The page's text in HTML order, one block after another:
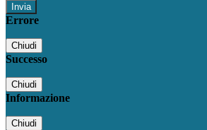
Errore
Chiudi
Successo
Chiudi
Informazione
Chiudi